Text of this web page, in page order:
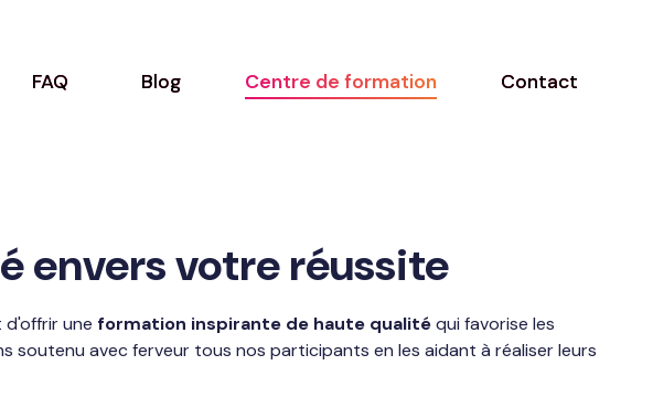
FAQ Blog Centre de formation Contact
envers votre réussite
d'offrir une formation inspirante de haute qualitéqui favorise les
soutenu avec ferveur tous nos participants en les aidant à réaliser leurs